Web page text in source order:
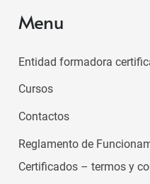
Menu
Entidad formadora
Cursos
Contactos
Reglamento de
Certificados – termos y